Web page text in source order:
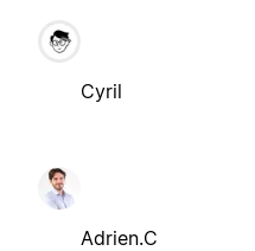
Cyril
Adrien.C